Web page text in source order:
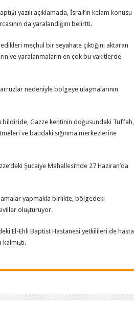
yazılı açıklamada, İsrail’in kelam konusu
da yaralandığını belirtti.
meçhul bir seyahate çıktığını aktaran
ve yaralanmaların en çok bu vakitlerde
nedeniyle bölgeye ulaşmalarının
bildiride, Gazze kentinin doğusundaki Tuffah,
ve batıdaki sığınma merkezlerine
Şucaiye Mahallesi’nde 27 Haziran’da
yapmakla birlikte, bölgedeki
oluşturuyor.
El-Ehli Baptist Hastanesi yetkilileri de hasta